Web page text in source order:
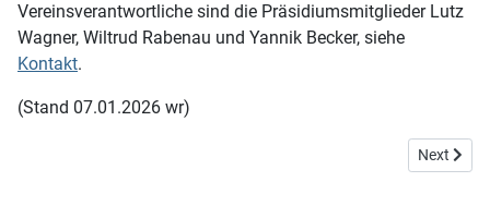
Vereinsverantwortliche sind die Präsidiumsmitglieder Lutz
Wagner, Wiltrud Rabenau und Yannik Becker, siehe
Kontakt.
(Stand 07.01.2026 wr)
Next
Next